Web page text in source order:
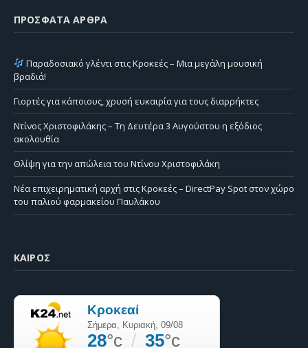
ΠΡΌΣΦΑΤΑ ΆΡΘΡΑ
Παραδοσιακό γλέντι στις Κροκεές – Μια μεγάλη μουσική
βραδιά!
Γιορτές για κάποιους, χρυσή ευκαιρία για τους διαρρήκτες
Ντίνος Χριστοφιλάκης – Τη Δευτέρα 3 Αυγούστου η εξόδιος
ακολουθία
Θλίψη για την απώλεια του Ντίνου Χριστοφιλάκη
Νέα επιχειρηματική αρχή στις Κροκεές – DirectPay Spot στον χώρο
του παλιού φαρμακείου Παυλάκου
ΚΑΙΡΌΣ